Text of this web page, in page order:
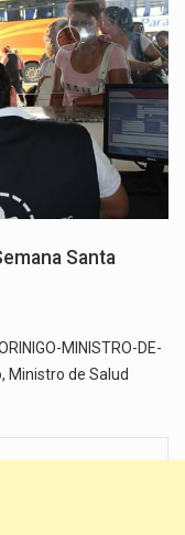
Santa
MINISTRO-DE-
Ministro de Salud